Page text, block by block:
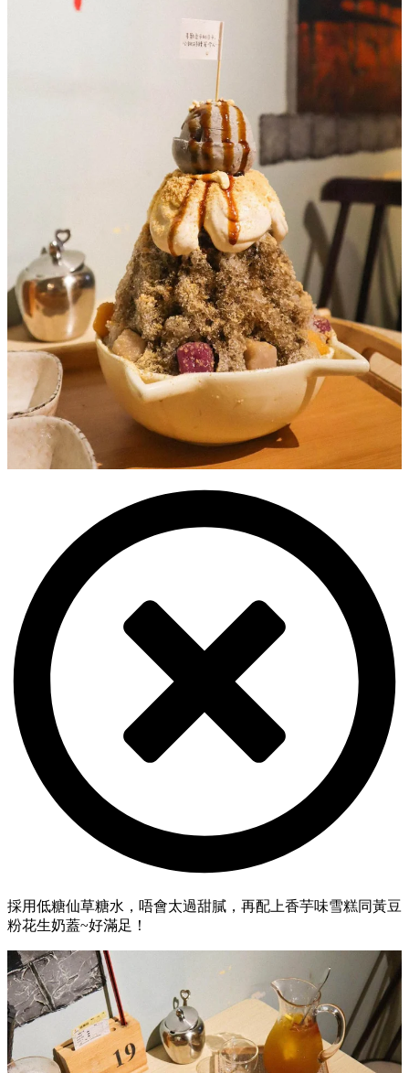
採用低糖仙草糖水，唔會太過甜膩，再配上香芋味雪糕同黃豆
粉花生奶蓋~好滿足！